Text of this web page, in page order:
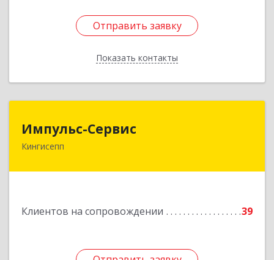
Отправить заявку
Показать контакты
Отправить заявку
Назад
Импульс-Сервис
Кингисепп
Клиентов на сопровождении 39
188480, Ленинградская обл, Кингисеппский р-н,